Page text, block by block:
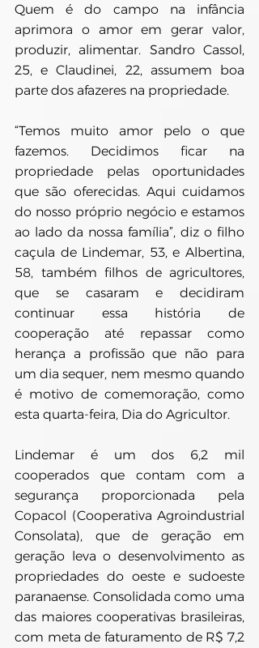
Quem é do campo na infância
aprimora o amor em gerar valor,
produzir, alimentar. Sandro Cassol,
25, e Claudinei, 22, assumem boa
parte dos afazeres na propriedade.
“Temos muito amor pelo o que
fazemos. Decidimos ficar na
propriedade pelas oportunidades
que são oferecidas. Aqui cuidamos
do nosso próprio negócio e estamos
ao lado da nossa família”, diz o filho
caçula de Lindemar, 53, e Albertina,
58, também filhos de agricultores,
que se casaram e decidiram
continuar essa história de
cooperação até repassar como
herança a profissão que não para
um dia sequer, nem mesmo quando
é motivo de comemoração, como
esta quarta-feira, Dia do Agricultor.
Lindemar é um dos 6,2 mil
cooperados que contam com a
segurança proporcionada pela
Copacol (Cooperativa Agroindustrial
Consolata), que de geração em
geração leva o desenvolvimento as
propriedades do oeste e sudoeste
paranaense. Consolidada como uma
das maiores cooperativas brasileiras,
com meta de faturamento de R$ 7,2